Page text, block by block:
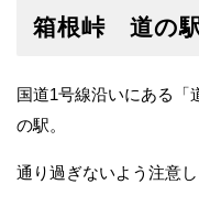
箱根峠 道の
国道1号線沿いにある「
の駅。
通り過ぎないよう注意し